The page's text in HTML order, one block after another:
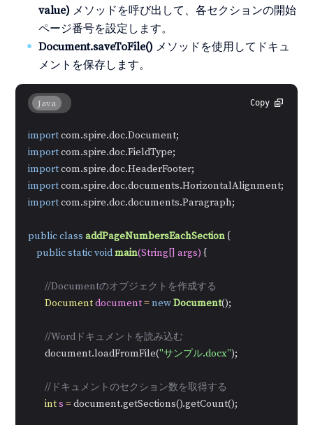
value) メソッドを呼び出して、各セクションの開始
ページ番号を設定します。
Document.saveToFile() メソッドを使用してドキュ
メントを保存します。
Java Copy
import
import
import
import
import com.spire.doc.documents.Paragraph;
publicclass addPageNumbersEachSection {
publicstaticvoidmain(String[] args) {
//Documentのオブジェクトを作成する
Documentdocument=newDocument();
//Wordドキュメントを読み込む
        document.loadFromFile(
"サンプル.docx");
//ドキュメントのセクション数を取得する
ints = document.getSections().getCount();